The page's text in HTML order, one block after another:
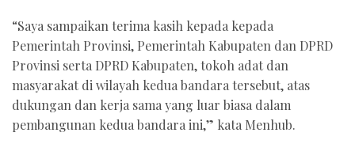
“Saya sampaikan terima kasih kepada kepada
Pemerintah Provinsi, Pemerintah Kabupaten dan DPRD
Provinsi serta DPRD Kabupaten, tokoh adat dan
masyarakat di wilayah kedua bandara tersebut, atas
dukungan dan kerja sama yang luar biasa dalam
pembangunan kedua bandara ini,” kata Menhub.